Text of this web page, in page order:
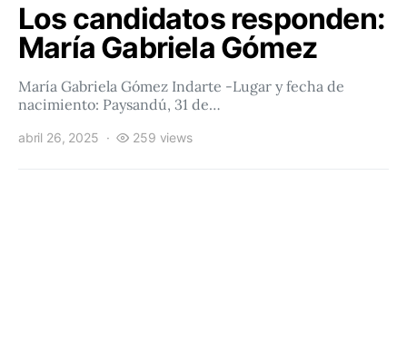
Los candidatos responden:
María Gabriela Gómez
María Gabriela Gómez Indarte -Lugar y fecha de
nacimiento: Paysandú, 31 de…
abril 26, 2025 259 views